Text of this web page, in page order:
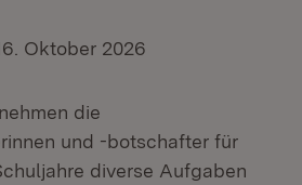
Oktober 2026
die
und -botschafter für
diverse Aufgaben